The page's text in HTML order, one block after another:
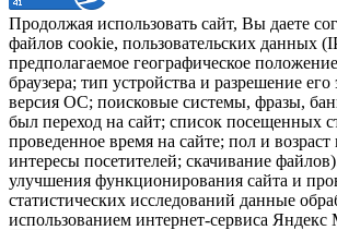
Продолжая использовать сайт, Вы даете
файлов cookie, пользовательских данных
предполагаемое географическое
браузера; тип устройства и разрешение
версия ОС; поисковые системы, фразы,
был переход на сайт; список посещенных
проведенное время на сайте; пол и возраст
интересы посетителей; скачивание
улучшения функционирования сайта и
статистических исследований данные
использованием интернет-сервиса Яндекс